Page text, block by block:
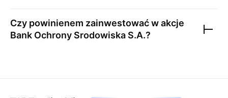
Czy powinienem zainwestować w akcje
Bank Ochrony Srodowiska S.A.?